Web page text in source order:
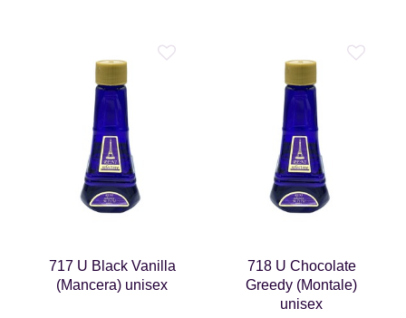
717 U Black Vanilla
(Mancera) unisex
718 U Chocolate
Greedy (Montale)
unisex